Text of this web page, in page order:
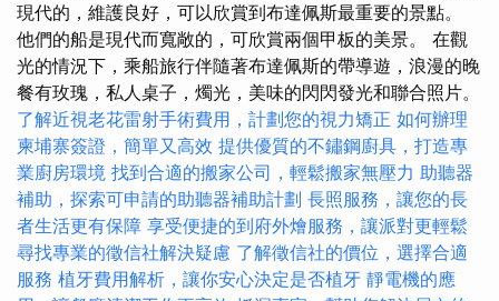
現代的，維護良好，可以欣賞到布達佩斯最重要的景點。
他們的船是現代而寬敞的，可欣賞兩個甲板的美景。 在觀
光的情況下，乘船旅行伴隨著布達佩斯的帶導遊，浪漫的晚
餐有玫瑰，私人桌子，燭光，美味的閃閃發光和聯合照片。
了解近視老花雷射手術費用，計劃您的視力矯正 如何辦理
柬埔寨簽證，簡單又高效 提供優質的不鏽鋼廚具，打造專
業廚房環境 找到合適的搬家公司，輕鬆搬家無壓力 助聽器
補助，探索可申請的助聽器補助計劃 長照服務，讓您的長
者生活更有保障 享受便捷的到府外燴服務，讓派對更輕鬆
尋找專業的徵信社解決疑慮 了解徵信社的價位，選擇合適
服務 植牙費用解析，讓你安心決定是否植牙 靜電機的應